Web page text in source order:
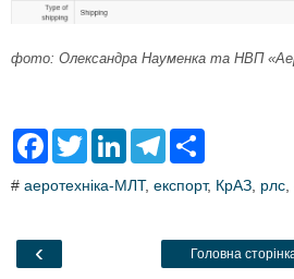
фото: Олександра Науменка та НВП
F
e
o
T
t
L
k
T
e
a
r
# аеротехніка-МЛТ, експорт, КрАЗ, рлс,
‹ Головна